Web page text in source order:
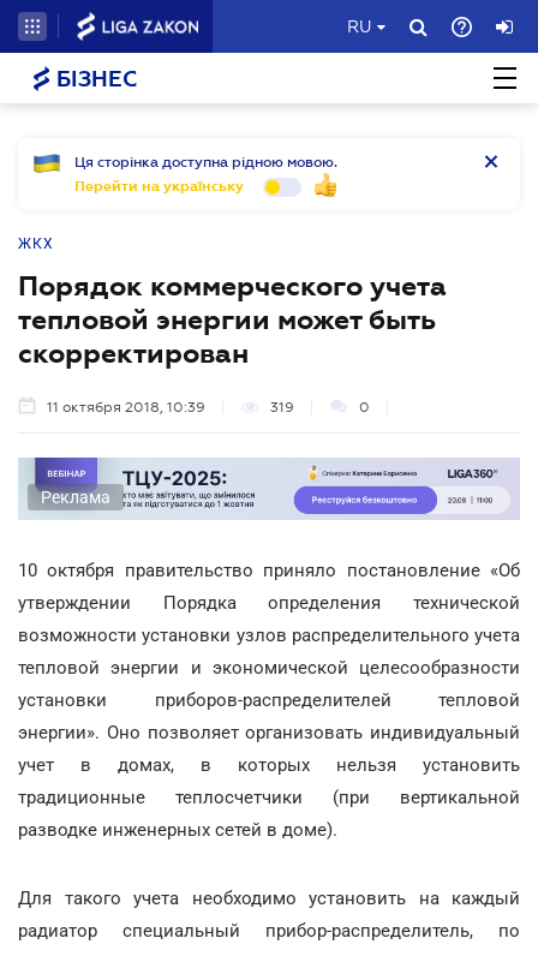
RU
БІЗНЕС
Ця сторінка доступна рідною мовою.
Перейти на українську
ЖКХ
Порядок коммерческого учета
тепловой энергии может быть
скорректирован
11 октября 2018, 10:39 319 0
Реклама
10 октября правительство приняло постановление «Об
утверждении Порядка определения технической
возможности установки узлов распределительного учета
тепловой энергии и экономической целесообразности
установки приборов-распределителей тепловой
энергии». Оно позволяет организовать индивидуальный
учет в домах, в которых нельзя установить
традиционные теплосчетчики (при вертикальной
разводке инженерных сетей в доме).
Для такого учета необходимо установить на каждый
радиатор специальный прибор-распределитель, по